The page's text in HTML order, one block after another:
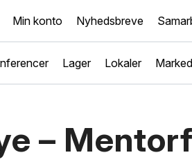
Min konto Nyhedsbreve
Lager Lokaler
–